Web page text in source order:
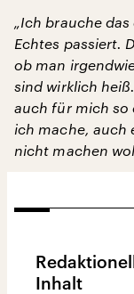
„Ich brauche
Echtes passiert.
ob man
sind wirklich
auch für mich so
ich mache, auch
nicht machen
Inhalt